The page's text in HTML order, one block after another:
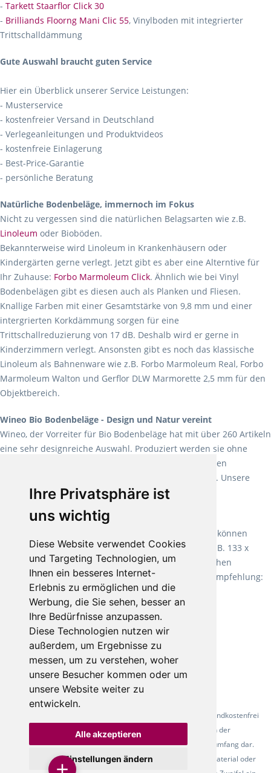
Ihre Privatsphäre ist
uns wichtig
Diese Website verwendet Cookies
und Targeting Technologien, um
Ihnen ein besseres Internet-
Erlebnis zu ermöglichen und die
Werbung, die Sie sehen, besser an
Ihre Bedürfnisse anzupassen.
Diese Technologien nutzen wir
außerdem, um Ergebnisse zu
messen, um zu verstehen, woher
unsere Besucher kommen oder um
unsere Website weiter zu
entwickeln.
Alle akzeptieren
Einstellungen ändern
- Tarkett Staarflor Click 30
- Brilliands Floorng Mani Clic 55, Vinylboden mit integrierter
Trittschalldämmung
Gute Auswahl braucht guten Service
Hier ein Überblick unserer Service Leistungen:
- Musterservice
- kostenfreier Versand in Deutschland
- Verlegeanleitungen und Produktvideos
- kostenfreie Einlagerung
- Best-Price-Garantie
- persönliche Beratung
Natürliche Bodenbeläge, immernoch im Fokus
Nicht zu vergessen sind die natürlichen Belagsarten wie z.B.
Linoleum oder Bioböden.
Bekannterweise wird Linoleum in Krankenhäusern oder
Kindergärten gerne verlegt. Jetzt gibt es aber eine Alterntive für
Ihr Zuhause: Forbo Marmoleum Click. Ähnlich wie bei Vinyl
Bodenbelägen gibt es diesen auch als Planken und Fliesen.
Knallige Farben mit einer Gesamtstärke von 9,8 mm und einer
intergrierten Korkdämmung sorgen für eine
Trittschallreduzierung von 17 dB. Deshalb wird er gerne in
Kinderzimmern verlegt. Ansonsten gibt es noch das klassische
Linoleum als Bahnenware wie z.B. Forbo Marmoleum Real, Forbo
Marmoleum Walton und Gerflor DLW Marmorette 2,5 mm für den
Objektbereich.
Wineo Bio Bodenbeläge - Design und Natur vereint
Wineo, der Vorreiter für Bio Bodenbeläge hat mit über 260 Artikeln
eine sehr designreiche Auswahl. Produziert werden sie ohne
Weichmacher und Lösungsmittel. Mit allen verfügbaren
Verlegearten ist er für jegliche Bauvorhaben attraktiv. Unsere
Empfehlung:Wineo 1000 Multi Layer XXL.
Teppiche für ein angenehmes Laufgefühl
machen es schon lange vor. Sie können
Teppich in Ihrem gewünschten Sondermaß kaufen, z.B. 133 x
60cm. Vor allem in Schlafzimmern aufgrund der weichen
Oberfläche ein sehr beliebter Zusatzboden. Unsere Empfehlung:
Fletco Fluffy und Fletco Hermelin
* Alle Preise inkl. gesetzl. Mehrwertsteuer - Alle Artikel versandkostenfrei
ab 500 Euro in Deutschland! Die Abbildungen dienen der
Produktpräsentation und stellen nicht zwingend den Lieferumfang dar.
Farbunterschiede der Abbildungen können durch das Fotomaterial oder